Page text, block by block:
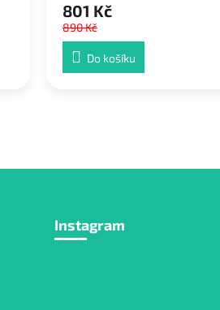
801 Kč
890 Kč
Do košíku
Instagram